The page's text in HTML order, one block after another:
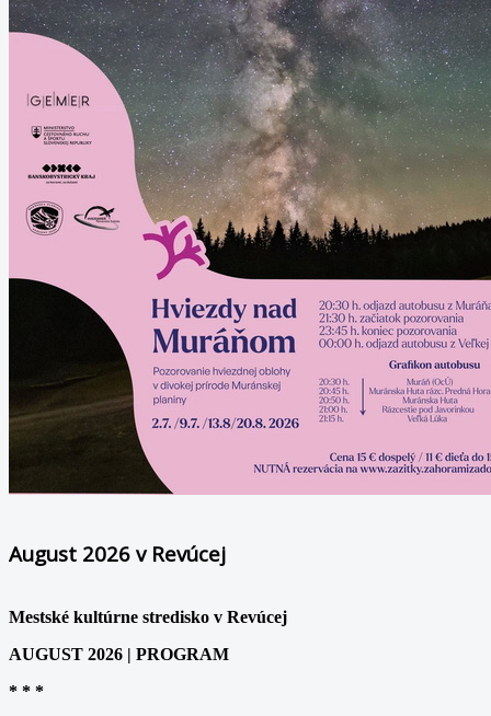
August 2026 v Revúcej
Mestské kultúrne stredisko v Revúcej
AUGUST 2026 | PROGRAM
* * *